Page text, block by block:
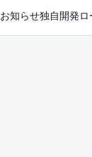
お知らせ独自開発ロ